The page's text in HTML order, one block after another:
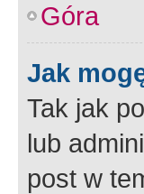
Góra
Jak
Tak jak
lub
post w